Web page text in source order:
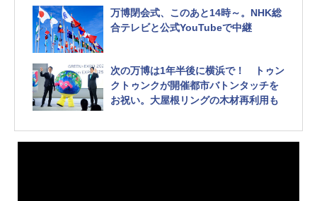
万博閉会式、このあと14時～。NHK総
合テレビと公式YouTubeで中継
次の万博は1年半後に横浜で！ トゥン
クトゥンクが開催都市バトンタッチを
お祝い。大屋根リングの木材再利用も